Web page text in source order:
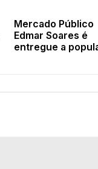
Mercado Público
Edmar Soares é
entregue a
produtos locais